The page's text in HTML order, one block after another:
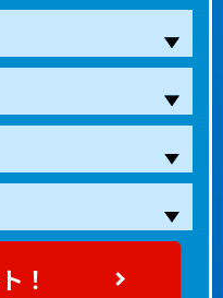
！